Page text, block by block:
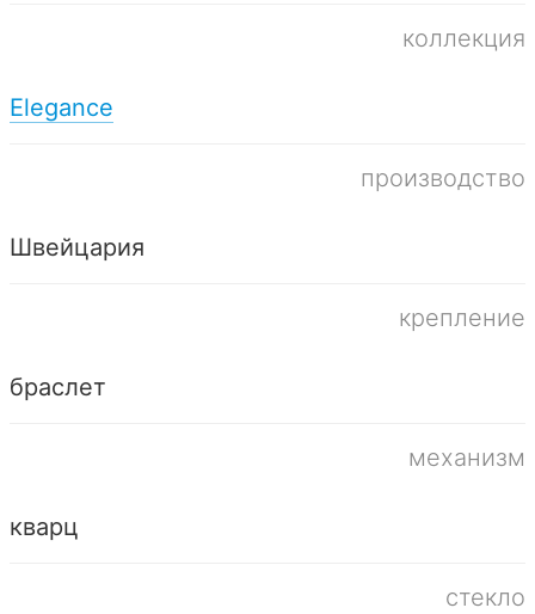
коллекция
Elegance
производство
Швейцария
крепление
браслет
механизм
кварц
стекло